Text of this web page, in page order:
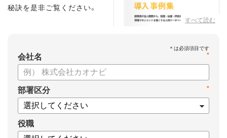
すべて読む
秘訣を是非ご覧ください。
*
会社名
*
部署区分
役職